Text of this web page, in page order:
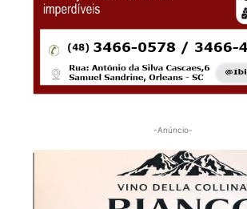
-Anúncio-